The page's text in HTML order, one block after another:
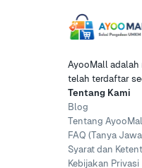
AyooMall adalah
telah terdaftar
Tentang Kami
Blog
Tentang
FAQ (Tanya
Syarat dan
Kebijakan Privasi